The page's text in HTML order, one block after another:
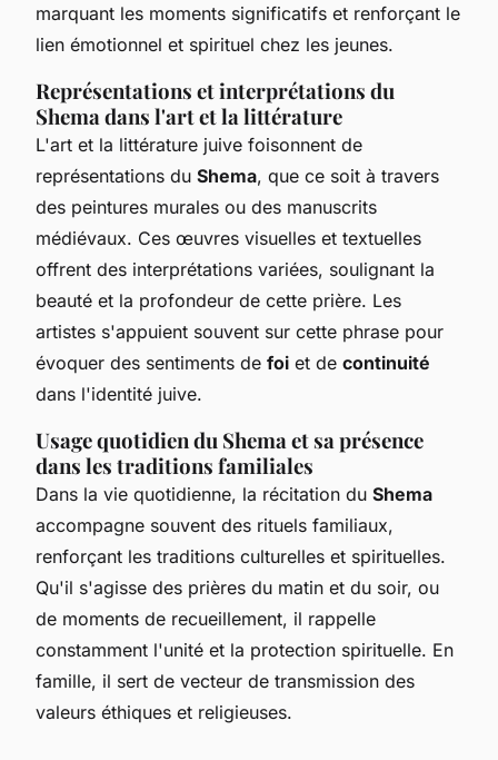
marquant les moments significatifs et renforçant le
lien émotionnel et spirituel chez les jeunes.
Représentations et interprétations du
Shema dans l'art et la littérature
L'art et la littérature juive foisonnent de
représentations du Shema, que ce soit à travers
des peintures murales ou des manuscrits
médiévaux. Ces œuvres visuelles et textuelles
offrent des interprétations variées, soulignant la
beauté et la profondeur de cette prière. Les
artistes s'appuient souvent sur cette phrase pour
évoquer des sentiments de foi et de continuité
dans l'identité juive.
Usage quotidien du Shema et sa présence
dans les traditions familiales
Dans la vie quotidienne, la récitation du Shema
accompagne souvent des rituels familiaux,
renforçant les traditions culturelles et spirituelles.
Qu'il s'agisse des prières du matin et du soir, ou
de moments de recueillement, il rappelle
constamment l'unité et la protection spirituelle. En
famille, il sert de vecteur de transmission des
valeurs éthiques et religieuses.